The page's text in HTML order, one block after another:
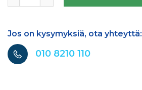
Jos on kysymyksiä, ota yhteyttä:
010 8210 110